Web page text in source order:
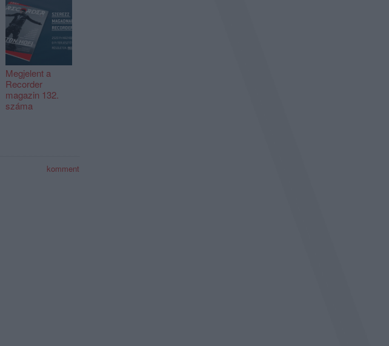
Megjelent a
Recorder
magazin 132.
száma
komment